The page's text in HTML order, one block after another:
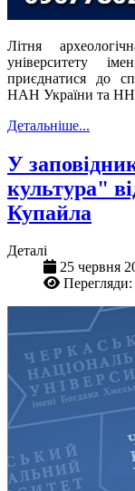
Літня
університету
приєднатися до
НАН України та ННІ
Детальніше...
У
культура"
Купайла
Деталі
25 червня